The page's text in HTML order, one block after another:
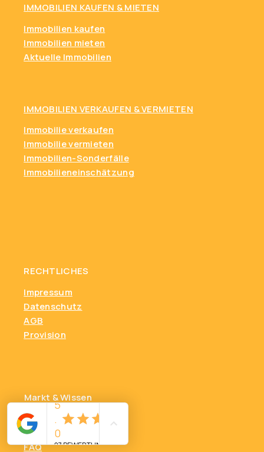
RECHTLICHES
Impressum
Datenschutz
AGB
Provision
Markt & Wissen
Einschätzung
Marktanalyse
FAQ
IMMOBILIEN VERKAUFEN & VERMIETEN
Immobilie verkaufen
Immobilie vermieten
Immobilien-Sonderfälle
Immobilieneinschätzung
IMMOBILIEN KAUFEN & MIETEN
Immobilien kaufen
Immobilien mieten
Aktuelle Immobilien